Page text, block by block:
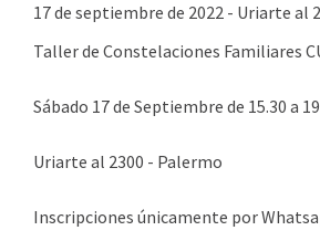
17 de septiembre de 2022 - Uriarte al
Taller de Constelaciones Familiares
Sábado 17 de Septiembre de 15.30 a
Uriarte al 2300 - Palermo
Inscripciones únicamente por